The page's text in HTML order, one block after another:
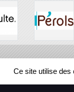
REGIONS
Ce site utilise des